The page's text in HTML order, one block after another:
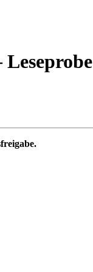
Leseprobe